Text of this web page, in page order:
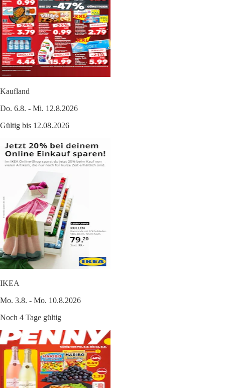
Kaufland
Do. 6.8. - Mi. 12.8.2026
Gültig bis 12.08.2026
IKEA
Mo. 3.8. - Mo. 10.8.2026
Noch 4 Tage gültig